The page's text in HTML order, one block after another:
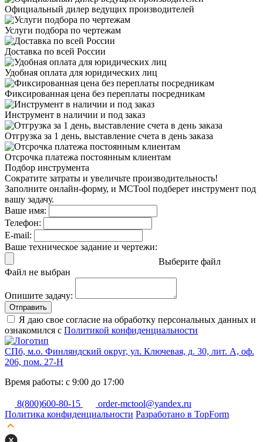
Официальный дилер ведущих производителей
Услуги подбора по чертежам
Доставка по всей России
Удобная оплата для юридических лиц
Фиксированная цена без переплаты посредникам
Инструмент в наличии и под заказ
Отгрузка за 1 день, выставление счета в день заказа
Отсрочка платежа постоянным клиентам
Подбор инструмента
Сократите затраты и увеличьте производительность!
Заполните онлайн-форму, и MCTool подберет инструмент под
вашу задачу.
Ваше имя:
Телефон:
E-mail:
Ваше техническое задание и чертежи:
Выберите файл
Файл не выбран
Опишите задачу:
Отправить
Я даю свое согласие на обработку персональных данных и
ознакомился с Политикой конфиденциальности
СПб, м.о. Финляндский округ, ул. Ключевая, д. 30, лит. А, оф.
206, пом. 27-Н
Время работы: с 9:00 до 17:00
8(800)600-80-15
order-mctool@yandex.ru
Политика конфиденциальности Разработано в TopForm